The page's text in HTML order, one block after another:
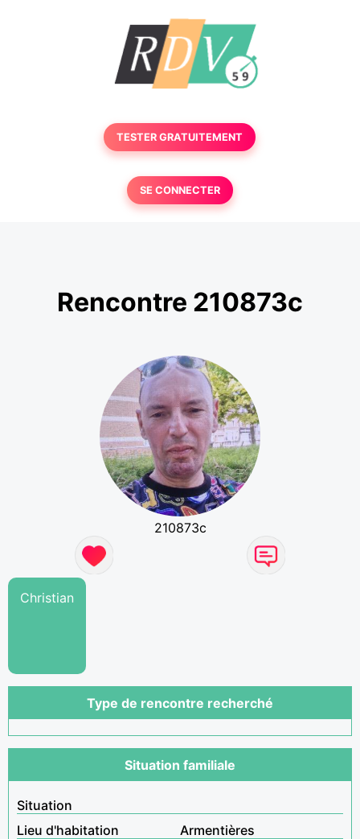
TESTER GRATUITEMENT
SE CONNECTER
Rencontre 210873c
210873c
Christian
Type de rencontre recherché
Situation familiale
Situation
Lieu d'habitation
Armentières